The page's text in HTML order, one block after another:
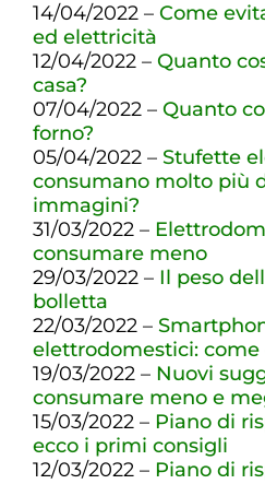
14/04/2022 – Come
ed elettricità
12/04/2022 – Quanto
casa?
07/04/2022 – Quanto
forno?
05/04/2022 – Stufette
consumano molto più
immagini?
31/03/2022 –
consumare meno
29/03/2022 – Il peso
bolletta
22/03/2022 –
elettrodomestici:
19/03/2022 – Nuovi
consumare meno e
15/03/2022 – Piano di
ecco i primi consigli
12/03/2022 – Piano di